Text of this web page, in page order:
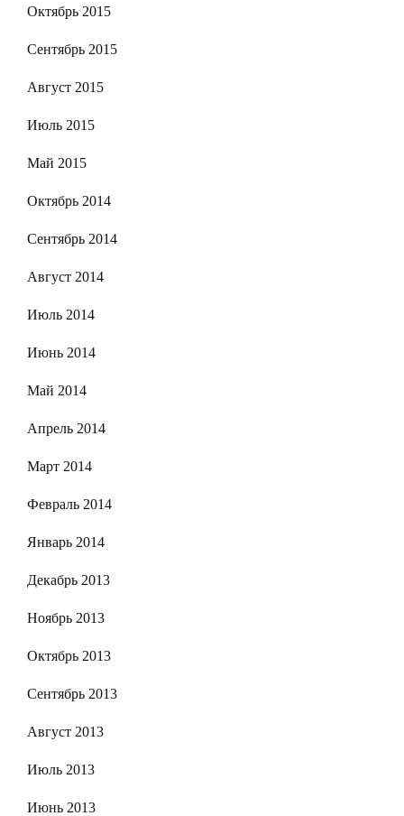
Октябрь 2015
Сентябрь 2015
Август 2015
Июль 2015
Май 2015
Октябрь 2014
Сентябрь 2014
Август 2014
Июль 2014
Июнь 2014
Май 2014
Апрель 2014
Март 2014
Февраль 2014
Январь 2014
Декабрь 2013
Ноябрь 2013
Октябрь 2013
Сентябрь 2013
Август 2013
Июль 2013
Июнь 2013